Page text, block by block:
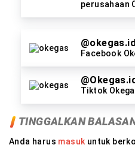
perusahaan
@okegas.id
Facebook
Tiktok
TINGGALKAN
Anda harus masukuntuk